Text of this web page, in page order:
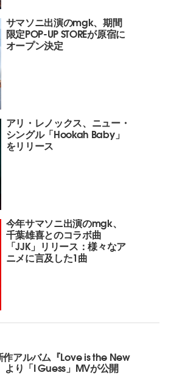
サマソニ出演のmgk、期間
限定POP-UP STOREが原宿に
オープン決定
アリ・レノックス、ニュー・
シングル「Hookah Baby」
をリリース
今年サマソニ出演のmgk、
千葉雄喜とのコラボ曲
「JJK」リリース：様々なア
ニメに言及した1曲
作アルバム『Love is the New
り「I Guess」MVが公開